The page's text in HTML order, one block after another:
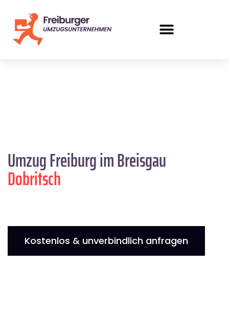
Umzug Freiburg im Breisgau
Dobritsch
Kostenlos & unverbindlich anfragen